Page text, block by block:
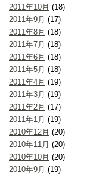
2011年10月 (18)
2011年9月 (17)
2011年8月 (18)
2011年7月 (18)
2011年6月 (18)
2011年5月 (18)
2011年4月 (19)
2011年3月 (19)
2011年2月 (17)
2011年1月 (19)
2010年12月 (20)
2010年11月 (20)
2010年10月 (20)
2010年9月 (19)